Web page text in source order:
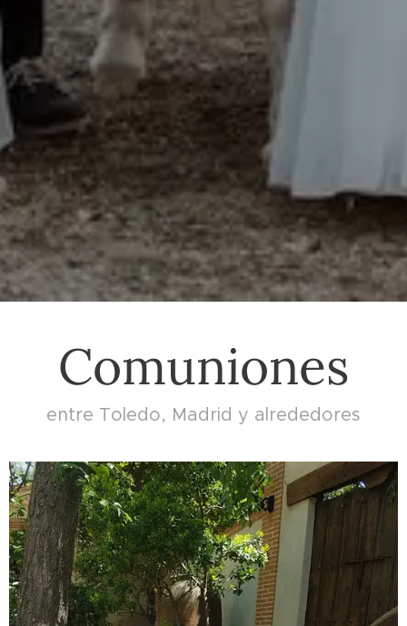
Comuniones
entre Toledo, Madrid y alrededores